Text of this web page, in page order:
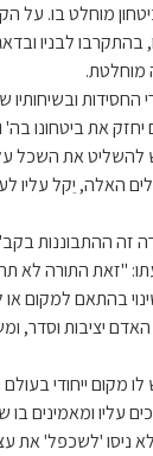
מוחלט בו. על
בהתקרבו לבניו
מוחלטת.
החסידות
את ביטחונו בה'
להשליט את השכל
האלה, יֵקל עליו
זה ההתבוננות
"זאת התורה
בהתאם למקום
האדם יציבות
ייחודי בעולם
עליו ומאמינים בו
ניסו 'לשכפל' את